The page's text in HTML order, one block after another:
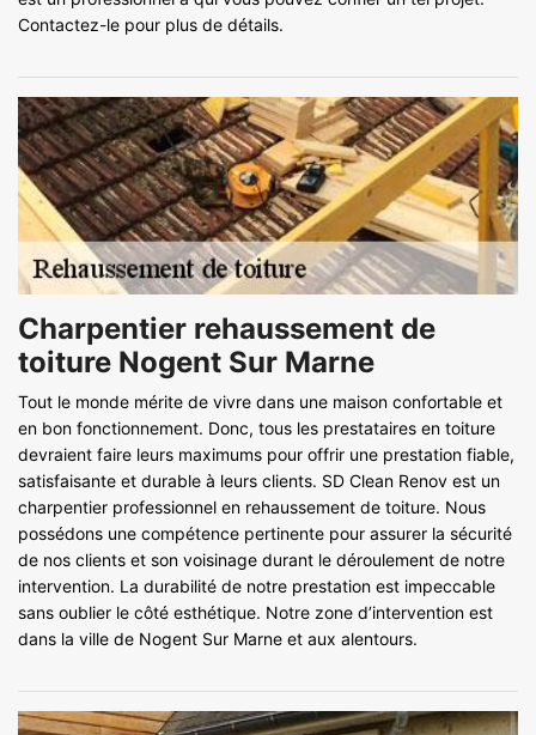
Contactez-le pour plus de détails.
Charpentier rehaussement de
toiture Nogent Sur Marne
Tout le monde mérite de vivre dans une maison confortable et
en bon fonctionnement. Donc, tous les prestataires en toiture
devraient faire leurs maximums pour offrir une prestation fiable,
satisfaisante et durable à leurs clients. SD Clean Renov est un
charpentier professionnel en rehaussement de toiture. Nous
possédons une compétence pertinente pour assurer la sécurité
de nos clients et son voisinage durant le déroulement de notre
intervention. La durabilité de notre prestation est impeccable
sans oublier le côté esthétique. Notre zone d’intervention est
dans la ville de Nogent Sur Marne et aux alentours.